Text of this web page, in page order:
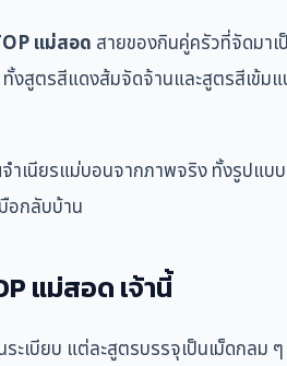
แม่สอด สายของกินคู่ครัวที่จัดมาเ
ทั้งสูตรสีแดงส้มจัดจ้านและสูตรสีเข้ม
เนียรแม่บอนจากภาพจริง ทั้งรูปแบ
อกลับบ้าน
แม่สอด เจ้านี้
ะเบียบ แต่ละสูตรบรรจุเป็นเม็ดกลม